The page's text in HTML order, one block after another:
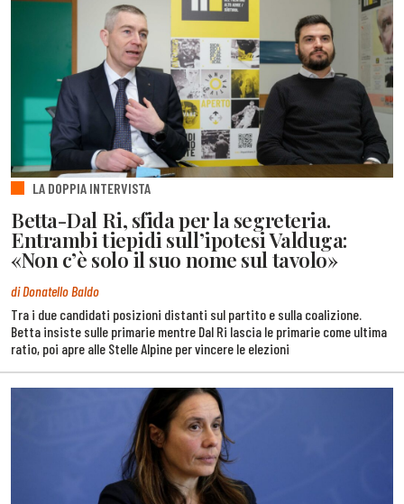
LA DOPPIA INTERVISTA
Betta-Dal Ri, sfida per la segreteria.
Entrambi tiepidi sull’ipotesi Valduga:
«Non c’è solo il suo nome sul tavolo»
di Donatello Baldo
Tra i due candidati posizioni distanti sul partito e sulla coalizione.
Betta insiste sulle primarie mentre Dal Ri lascia le primarie come ultima
ratio, poi apre alle Stelle Alpine per vincere le elezioni